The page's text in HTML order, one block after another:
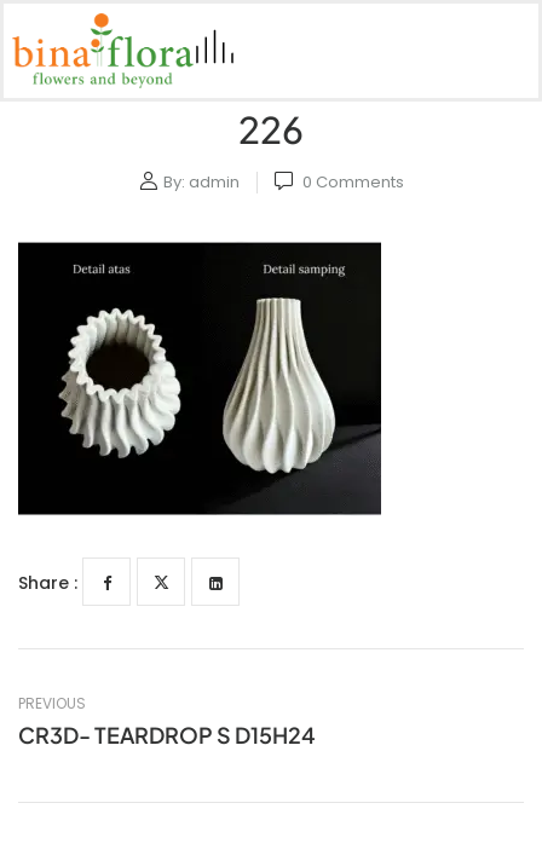
226
By: admin 0 Comments
Share :
PREVIOUS
CR3D- TEARDROP S D15H24